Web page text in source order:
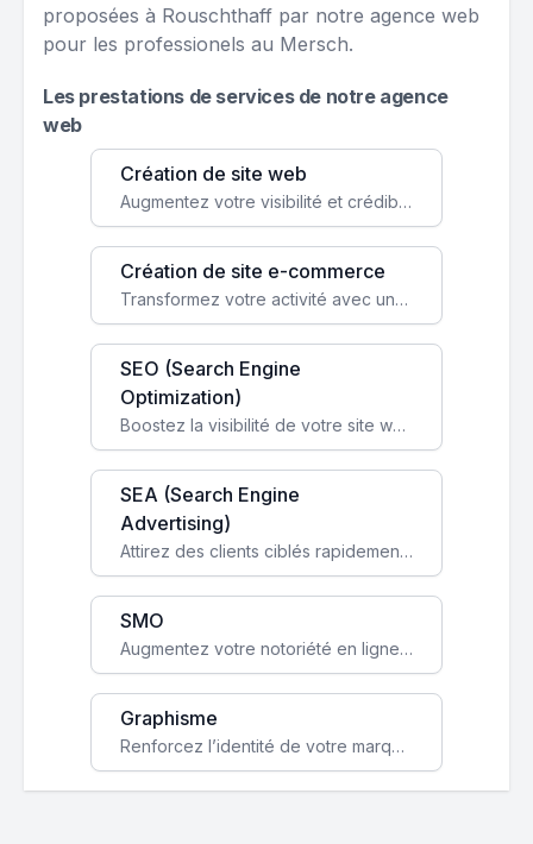
proposées à Rouschthaff par notre agence web
pour les professionels au Mersch.
Les prestations de services de notre agence
web
Création de site web
Augmentez votre visibilité et crédibilité en ligne avec un site web performant, conçu pour attirer plus de clients.
Création de site e-commerce
Transformez votre activité avec une boutique en ligne, accessible à l'échelle mondiale 24/7.
SEO (Search Engine
Optimization)
Boostez la visibilité de votre site web sur Google et attirez du trafic qualifié grâce à nos stratégies SEO.
SEA (Search Engine
Advertising)
Attirez des clients ciblés rapidement avec des campagnes publicitaires payantes optimisées pour vos objectifs.
SMO
Augmentez votre notoriété en ligne et stimulez la croissance de votre entreprise grâce à une stratégie sociale sur mesure.
Graphisme
Renforcez l’identité de votre marque avec un design unique qui capte l’attention et engage vos clients.